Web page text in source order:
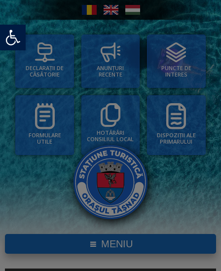
Deschide bara de unelte
DECLARAȚII DE
CĂSĂTORIE
ANUNȚURI
RECENTE
PUNCTE DE
INTERES
FORMULARE
UTILE
HOTĂRÂRI
CONSILIUL LOCAL
DISPOZIȚII ALE
PRIMARULUI
MENIU